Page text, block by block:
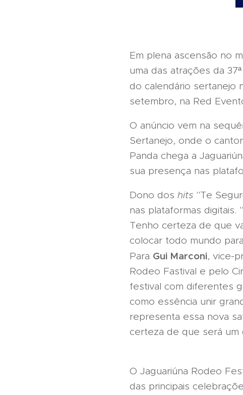
Em plena ascensão no
uma das atrações da
do calendário sertanejo
setembro, na Red
O anúncio vem na
Sertanejo, onde o
Panda chega a
sua presença nas
Dono dos hits "Te
nas plataformas
Tenho certeza de que
colocar todo mundo
Para Gui Marconi, vice-
Rodeo Fastival e pelo
festival com diferentes
como essência unir
representa essa nova
certeza de que será um
O Jaguariúna Rodeo
das principais